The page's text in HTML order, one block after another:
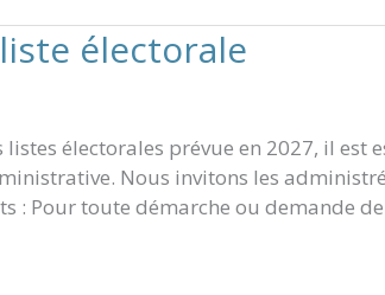
électorale
électorales prévue en 2027, il est
Nous invitons les
: Pour toute démarche ou demande